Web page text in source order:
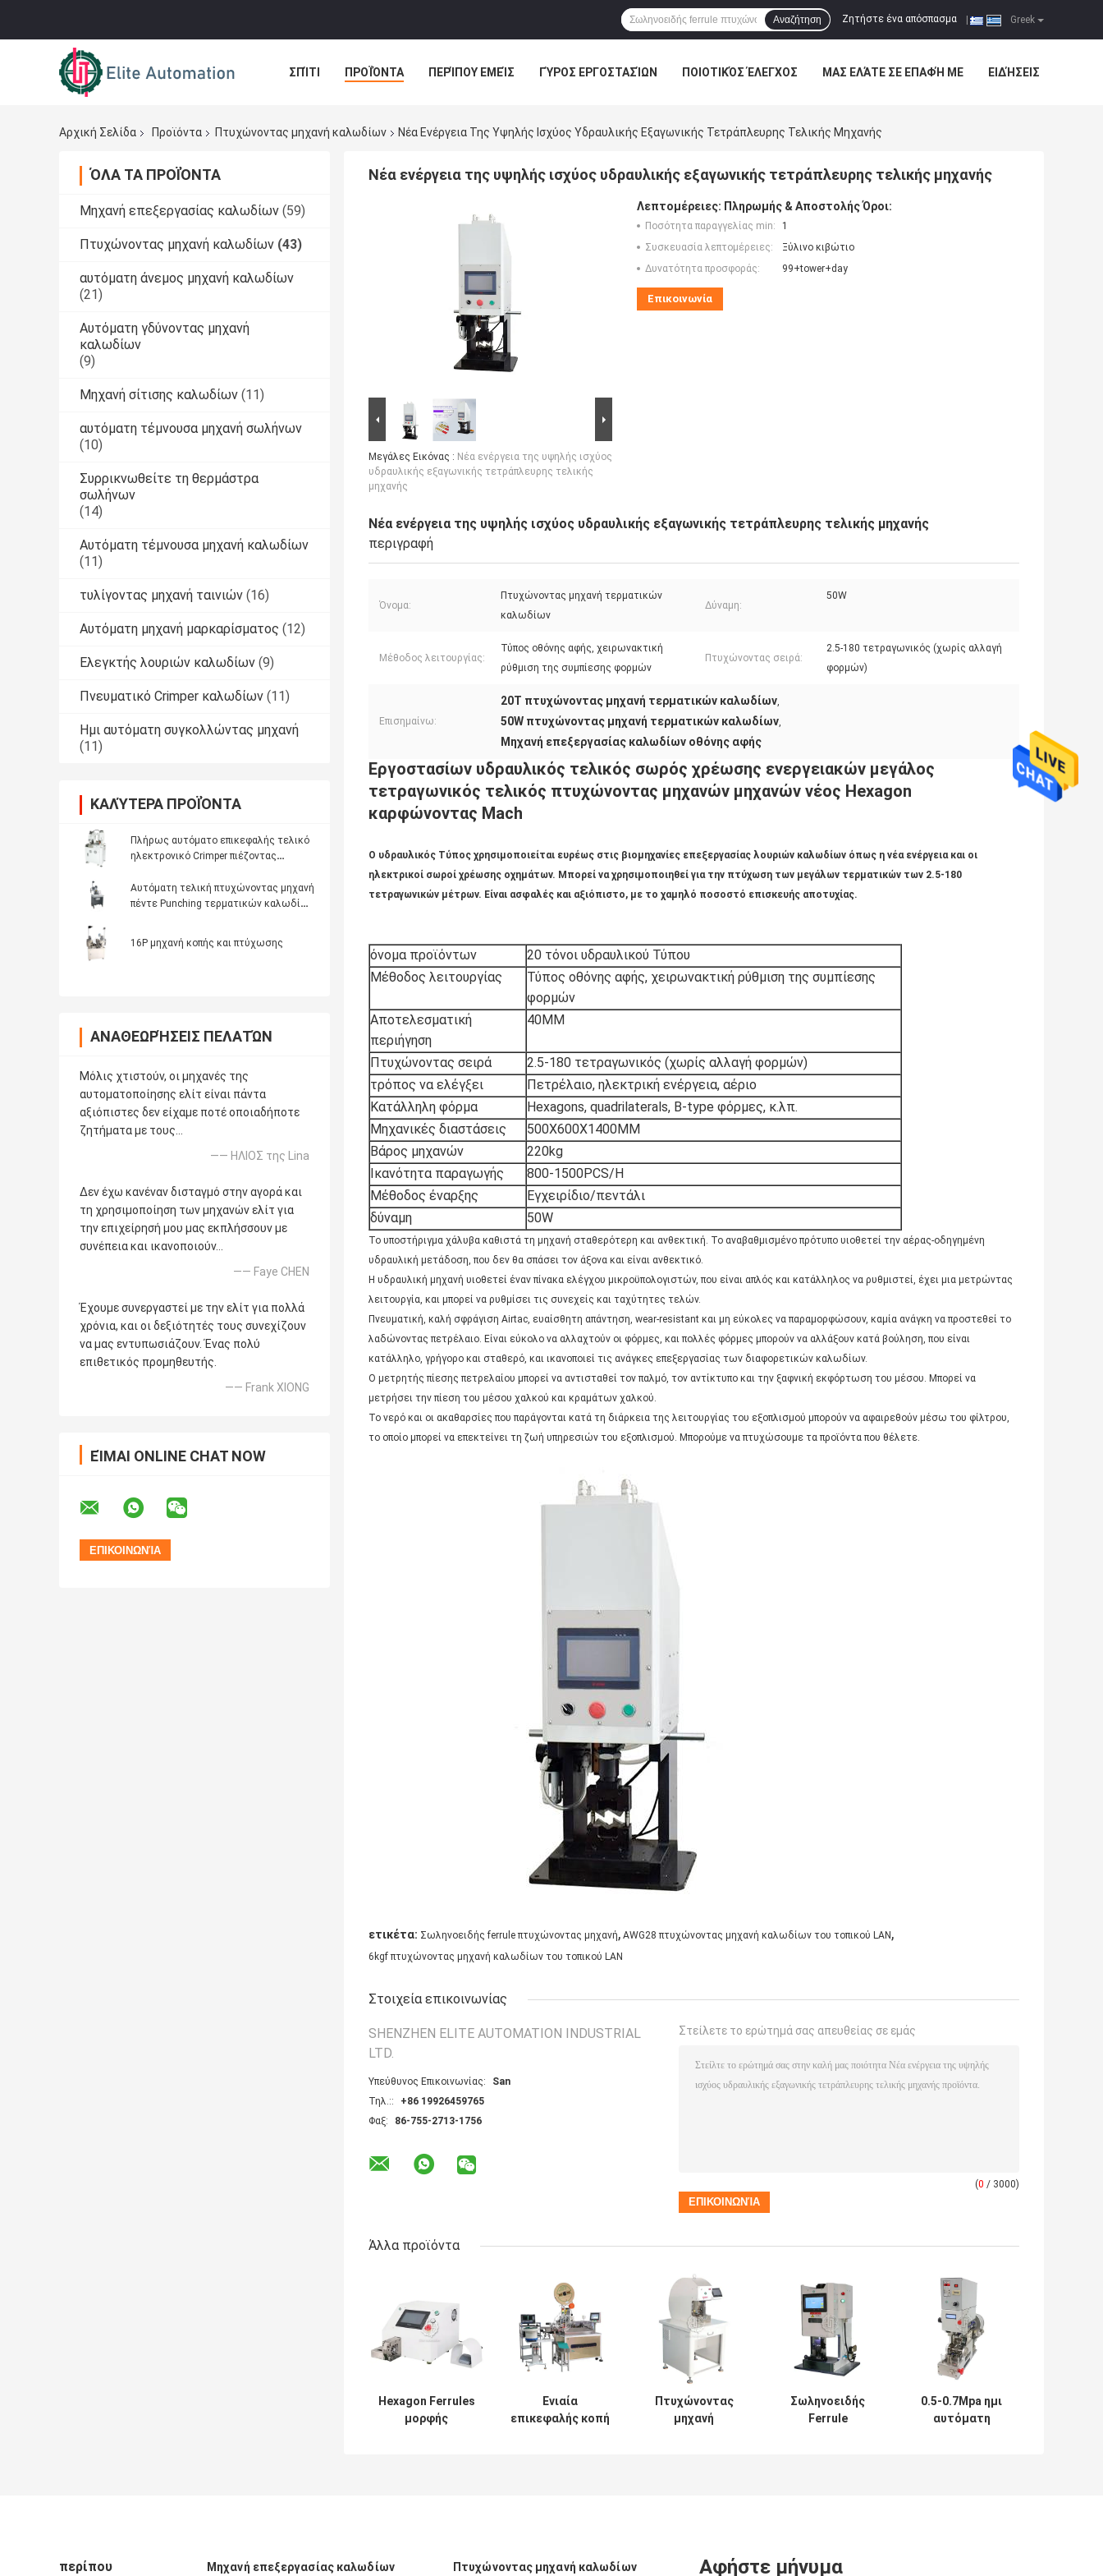
Greek
Ζητήστε ένα απόσπασμα
Αναζήτηση
ΣΠΊΤΙ ΠΡΟΪΌΝΤΑ ΠΕΡΊΠΟΥ ΕΜΕΊΣ ΓΎΡΟΣ ΕΡΓΟΣΤΑΣΊΩΝ ΠΟΙΟΤΙΚΌΣ ΈΛΕΓΧΟΣ ΜΑΣ ΕΛΆΤΕ ΣΕ ΕΠΑΦΉ ΜΕ ΕΙΔΉΣΕΙΣ
Αρχική Σελίδα
Προϊόντα Πτυχώνοντας μηχανή καλωδίων Νέα Ενέργεια Της Υψηλής Ισχύος Υδραυλικής Εξαγωνικής Τετράπλευρης Τελικής Μηχανής
ΌΛΑ ΤΑ ΠΡΟΪΌΝΤΑ
Μηχανή επεξεργασίας καλωδίων (59)
Πτυχώνοντας μηχανή καλωδίων (43)
αυτόματη άνεμος μηχανή καλωδίων
(21)
Αυτόματη γδύνοντας μηχανή
καλωδίων
(9)
Μηχανή σίτισης καλωδίων (11)
αυτόματη τέμνουσα μηχανή σωλήνων
(10)
Συρρικνωθείτε τη θερμάστρα
σωλήνων
(14)
Αυτόματη τέμνουσα μηχανή καλωδίων
(11)
τυλίγοντας μηχανή ταινιών (16)
Αυτόματη μηχανή μαρκαρίσματος (12)
Ελεγκτής λουριών καλωδίων (9)
Πνευματικό Crimper καλωδίων (11)
Ημι αυτόματη συγκολλώντας μηχανή
(11)
ΚΑΛΎΤΕΡΑ ΠΡΟΪΌΝΤΑ
Πλήρως αυτόματο επικεφαλής τελικό
ηλεκτρονικό Crimper πιέζοντας
δύο και στις δύο άκρες του τέλους
αποφλοίωσης
Αυτόματη τελική πτυχώνοντας μηχανή
πέντε Punching τερματικών καλωδίων
τακτοποιεί την τελική Punching
μηχανή
16P μηχανή κοπής και πτύχωσης
ΑΝΑΘΕΩΡΉΣΕΙΣ ΠΕΛΑΤΏΝ
Μόλις χτιστούν, οι μηχανές της
αυτοματοποίησης ελίτ είναι πάντα
αξιόπιστες δεν είχαμε ποτέ οποιαδήποτε
ζητήματα με τους…
—— ΗΛΙΟΣ της Lina
Δεν έχω κανέναν δισταγμό στην αγορά και
τη χρησιμοποίηση των μηχανών ελίτ για
την επιχείρησή μου μας εκπλήσσουν με
συνέπεια και ικανοποιούν…
—— Faye CHEN
Έχουμε συνεργαστεί με την ελίτ για πολλά
χρόνια, και οι δεξιότητές τους συνεχίζουν
να μας εντυπωσιάζουν. Ένας πολύ
επιθετικός προμηθευτής.
—— Frank XIONG
ΕΊΜΑΙ ONLINE CHAT NOW
Νέα ενέργεια της υψηλής ισχύος υδραυλικής εξαγωνικής τετράπλευρης τελικής μηχανής
Μεγάλες Εικόνας : Νέα ενέργεια της υψηλής ισχύος
υδραυλικής εξαγωνικής τετράπλευρης τελικής
μηχανής
Λεπτομέρειες: Πληρωμής & Αποστολής Όροι:
Ποσότητα παραγγελίας min:
1
Συσκευασία λεπτομέρειες:
Ξύλινο κιβώτιο
Δυνατότητα προσφοράς:
99+tower+day
Επικοινωνία
Νέα ενέργεια της υψηλής ισχύος υδραυλικής εξαγωνικής τετράπλευρης τελικής μηχανής
περιγραφή
Όνομα:
Πτυχώνοντας μηχανή τερματικών
καλωδίων
Δύναμη:
50W
Μέθοδος λειτουργίας:
Τύπος οθόνης αφής, χειρωνακτική
ρύθμιση της συμπίεσης φορμών
Πτυχώνοντας σειρά:
2.5-180 τετραγωνικός (χωρίς αλλαγή
φορμών)
Επισημαίνω:
20T πτυχώνοντας μηχανή τερματικών καλωδίων,
50W πτυχώνοντας μηχανή τερματικών καλωδίων,
Μηχανή επεξεργασίας καλωδίων οθόνης αφής
Εργοστασίων υδραυλικός τελικός σωρός χρέωσης ενεργειακών μεγάλος
τετραγωνικός τελικός πτυχώνοντας μηχανών μηχανών νέος Hexagon
καρφώνοντας Mach
Ο υδραυλικός Τύπος χρησιμοποιείται ευρέως στις βιομηχανίες επεξεργασίας λουριών καλωδίων όπως η νέα ενέργεια και οι
ηλεκτρικοί σωροί χρέωσης οχημάτων. Μπορεί να χρησιμοποιηθεί για την πτύχωση των μεγάλων τερματικών των 2.5-180
τετραγωνικών μέτρων. Είναι ασφαλές και αξιόπιστο, με το χαμηλό ποσοστό επισκευής αποτυχίας.
όνομα προϊόντων
20 τόνοι υδραυλικού Τύπου
Μέθοδος λειτουργίας
Τύπος οθόνης αφής, χειρωνακτική ρύθμιση της συμπίεσης
φορμών
Αποτελεσματική
περιήγηση
40MM
Πτυχώνοντας σειρά
2.5-180 τετραγωνικός (χωρίς αλλαγή φορμών)
τρόπος να ελέγξει
Πετρέλαιο, ηλεκτρική ενέργεια, αέριο
Κατάλληλη φόρμα
Hexagons, quadrilaterals, B-type φόρμες, κ.λπ.
Μηχανικές διαστάσεις
500X600X1400MM
Βάρος μηχανών
220kg
Ικανότητα παραγωγής
800-1500PCS/H
Μέθοδος έναρξης
Εγχειρίδιο/πεντάλι
δύναμη
50W
Το υποστήριγμα χάλυβα καθιστά τη μηχανή σταθερότερη και ανθεκτική. Το αναβαθμισμένο πρότυπο υιοθετεί την αέρας-οδηγημένη
υδραυλική μετάδοση, που δεν θα σπάσει τον άξονα και είναι ανθεκτικό.
Η υδραυλική μηχανή υιοθετεί έναν πίνακα ελέγχου μικροϋπολογιστών, που είναι απλός και κατάλληλος να ρυθμιστεί, έχει μια μετρώντας
λειτουργία, και μπορεί να ρυθμίσει τις συνεχείς και ταχύτητες τελών.
Πνευματική, καλή σφράγιση Airtac, ευαίσθητη απάντηση, wear-resistant και μη εύκολες να παραμορφώσουν, καμία ανάγκη να προστεθεί το
λαδώνοντας πετρέλαιο. Είναι εύκολο να αλλαχτούν οι φόρμες, και πολλές φόρμες μπορούν να αλλάξουν κατά βούληση, που είναι
κατάλληλο, γρήγορο και σταθερό, και ικανοποιεί τις ανάγκες επεξεργασίας των διαφορετικών καλωδίων.
Ο μετρητής πίεσης πετρελαίου μπορεί να αντισταθεί τον παλμό, τον αντίκτυπο και την ξαφνική εκφόρτωση του μέσου. Μπορεί να
μετρήσει την πίεση του μέσου χαλκού και κραμάτων χαλκού.
Το νερό και οι ακαθαρσίες που παράγονται κατά τη διάρκεια της λειτουργίας του εξοπλισμού μπορούν να αφαιρεθούν μέσω του φίλτρου,
το οποίο μπορεί να επεκτείνει τη ζωή υπηρεσιών του εξοπλισμού. Μπορούμε να πτυχώσουμε τα προϊόντα που θέλετε.
ετικέτα: Σωληνοειδής ferrule πτυχώνοντας μηχανή, AWG28 πτυχώνοντας μηχανή καλωδίων του τοπικού LAN ,
6kgf πτυχώνοντας μηχανή καλωδίων του τοπικού LAN
Στοιχεία επικοινωνίας
SHENZHEN ELITE AUTOMATION INDUSTRIAL
LTD.
Υπεύθυνος Επικοινωνίας:
San
Τηλ.::
+86 19926459765
Φαξ:
86-755-2713-1756
Στείλετε το ερώτημά σας απευθείας σε εμάς
(0 / 3000)
Άλλα προϊόντα
Hexagon Ferrules
μορφής
Ενιαία
επικεφαλής κοπή
Πτυχώνοντας
μηχανή
Σωληνοειδής
Ferrule
0.5-0.7Mpa ημι
αυτόματη
περίπου Μηχανή επεξεργασίας καλωδίων Πτυχώνοντας μηχανή καλωδίων Αφήστε μήνυμα